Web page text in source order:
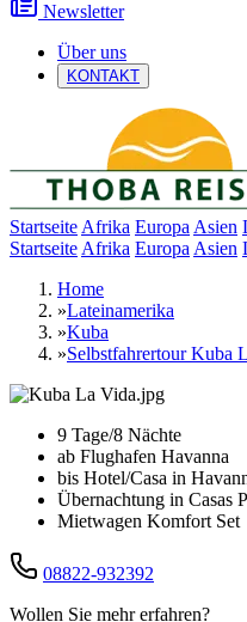
Newsletter
Über uns
KONTAKT
Startseite Afrika Europa Asien
Startseite Afrika Europa Asien
Home
»Lateinamerika
»Kuba
»Selbstfahrertour Kuba
9 Tage/8 Nächte
ab Flughafen Havanna
bis Hotel/Casa in
Übernachtung in Casas
Mietwagen Komfort Set
08822-932392
Wollen Sie mehr erfahren?